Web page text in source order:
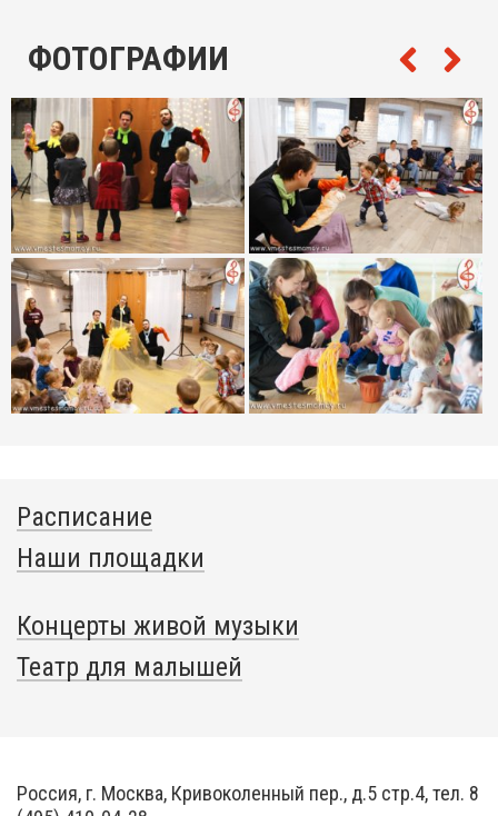
ФОТОГРАФИИ
Расписание
Наши площадки
Концерты живой музыки
Театр для малышей
Россия, г. Москва, Кривоколенный пер., д.5 стр.4, тел. 8